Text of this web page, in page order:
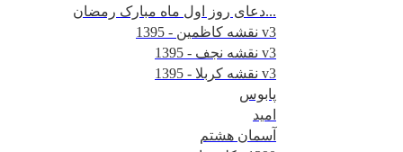
دعای روز اول ماه مبارک رمضان...
نقشه کاظمین - 1395 v3
نقشه نجف - 1395 v3
نقشه کربلا - 1395 v3
پابوس
امید
آسمان هشتم